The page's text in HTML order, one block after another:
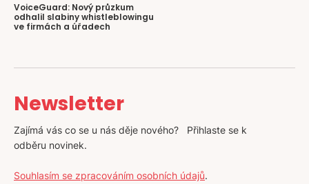
VoiceGuard: Nový průzkum
odhalil slabiny whistleblowingu
ve firmách a úřadech
Newsletter
Zajímá vás co se u nás děje nového? Přihlaste se k
odběru novinek.
Souhlasím se zpracováním osobních údajů.